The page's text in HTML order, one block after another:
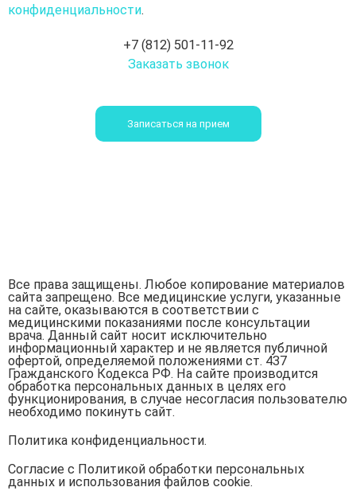
конфиденциальности.
+7 (812) 501-11-92
Заказать звонок
Записаться на прием
Все права защищены. Любое копирование материалов
сайта запрещено. Все медицинские услуги, указанные
на сайте, оказываются в соответствии с
медицинскими показаниями после консультации
врача. Данный сайт носит исключительно
информационный характер и не является публичной
офертой, определяемой положениями ст. 437
Гражданского Кодекса РФ. На сайте производится
обработка персональных данных в целях его
функционирования, в случае несогласия пользователю
необходимо покинуть сайт.
Политика конфиденциальности.
Согласие с Политикой обработки персональных
данных и использования файлов cookie.